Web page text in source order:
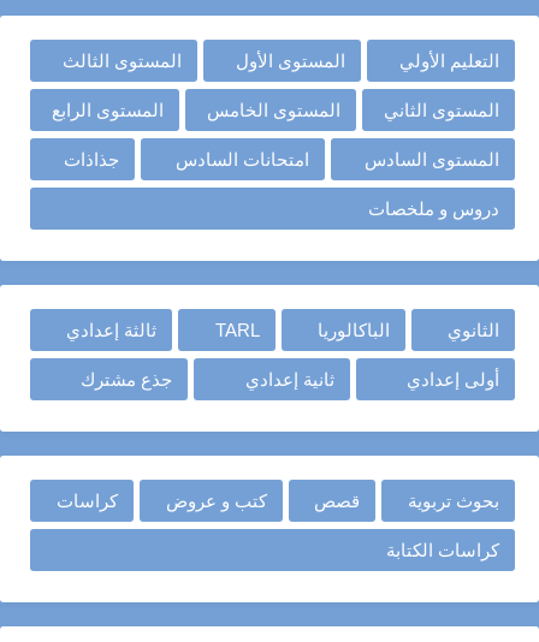
التعليم الأولي المستوى الأول المستوى الثالث
المستوى الثاني المستوى الخامس المستوى الرابع
المستوى السادس امتحانات السادس جذاذات
دروس و ملخصات
الثانوي الباكالوريا TARL ثالثة إعدادي
أولى إعدادي ثانية إعدادي جذع مشترك
بحوث تربوية قصص كتب و عروض كراسات
كراسات الكتابة